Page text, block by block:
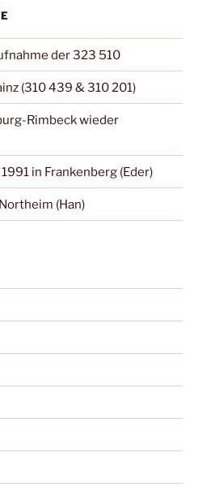
der 323 510
(310 439 & 310 201)
Rimbeck wieder
in Frankenberg (Eder)
(Han)